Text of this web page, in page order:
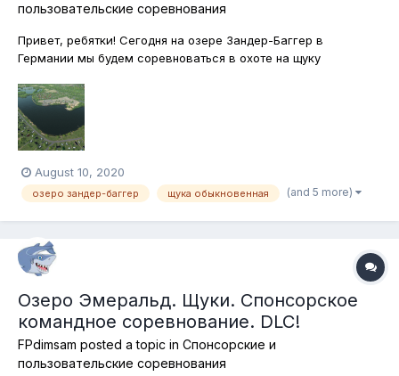
пользовательские соревнования
Привет, ребятки! Сегодня на озере Зандер-Баггер в
Германии мы будем соревноваться в охоте на щуку
тему,показывал,где можно ловить щуку, так что можете
посмотреть. Ловим, естетственно, на спиннинг, без
подставое, лодки - на здоровье!...
August 10, 2020
озеро зандер-баггер щука обыкновенная (and 5 more)
Озеро Эмеральд. Щуки. Спонсорское
командное соревнование. DLC!
FPdimsam posted a topic in Спонсорские и
пользовательские соревнования